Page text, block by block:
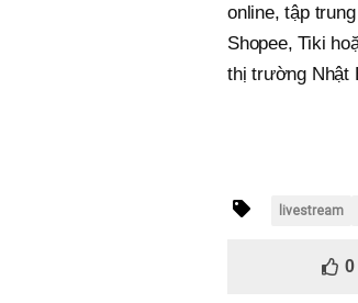
online, tập
Shopee, Tiki
thị trường Nhật
livestream
0